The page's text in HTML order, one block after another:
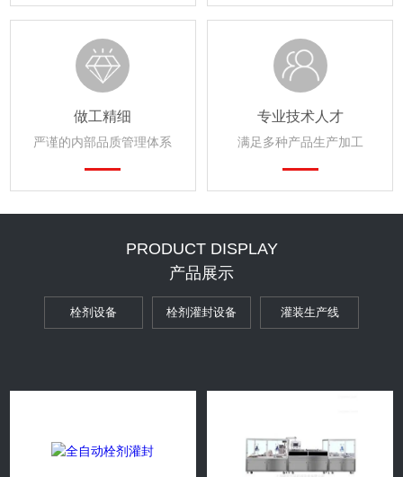
做工精细
严谨的内部品质管理体系
专业技术人才
满足多种产品生产加工
PRODUCT DISPLAY
产品展示
栓剂设备 栓剂灌封设备 灌装生产线